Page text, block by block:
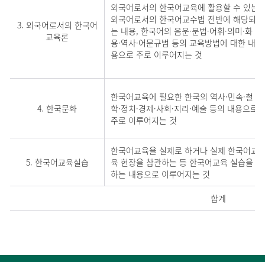
3. 외국어로서의 한국어
교육론
외국어로서의 한국어교육에 활용할 수 있는
외국어로서의 한국어교수법 전반에 해당되
는 내용, 한국어의 음운·문법·어휘·의미·화
용·역사·어문규범 등의 교육방법에 대한 내
용으로 주로 이루어지는 것
4. 한국문화
한국어교육에 필요한 한국의 역사·민속·철
학·정치·경제·사회·지리·예술 등의 내용으로
주로 이루어지는 것
5. 한국어교육실습
한국어교육을 실제로 하거나 실제 한국어교
육 현장을 참관하는 등 한국어교육 실습을
하는 내용으로 이루어지는 것
합계